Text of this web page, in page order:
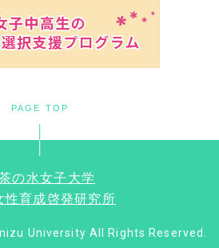
PAGE TOP
の水女子大学
性育成啓発研究所
University All Rights Reserved.